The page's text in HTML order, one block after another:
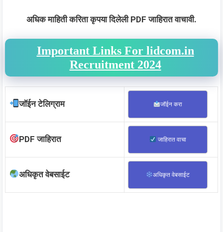
अधिक माहिती करिता कृपया दिलेली PDF जाहिरात वाचावी.
Important Links For lidcom.in
Recruitment 2024
जॉईन टेलिग्राम जॉईन करा
PDF जाहिरात जाहिरात वाचा
अधिकृत वेबसाईट अधिकृत वेबसाईट